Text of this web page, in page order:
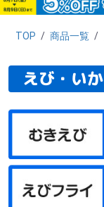
TOP / 商品一覧 /
えび・いか